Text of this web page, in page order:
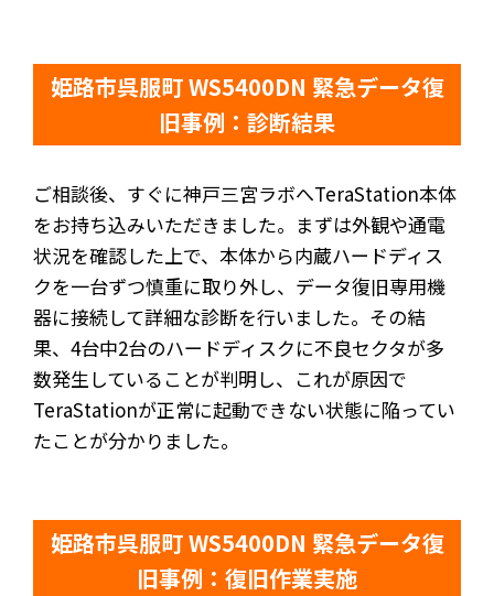
姫路市呉服町 WS5400DN 緊急データ復
旧事例：診断結果
ご相談後、すぐに神戸三宮ラボへTeraStation本体
をお持ち込みいただきました。まずは外観や通電
状況を確認した上で、本体から内蔵ハードディス
クを一台ずつ慎重に取り外し、データ復旧専用機
器に接続して詳細な診断を行いました。その結
果、4台中2台のハードディスクに不良セクタが多
数発生していることが判明し、これが原因で
TeraStationが正常に起動できない状態に陥ってい
たことが分かりました。
姫路市呉服町 WS5400DN 緊急データ復
旧事例：復旧作業実施